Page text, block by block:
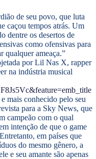
de seu povo, que luta
caçou tempos atrás. Um
dentre os desertos de
como ofensivas para
qualquer ameaça.”
por Lil Nas X, rapper
na indústria musical
mais conhecido pelo seu
para a Sky News, que
campeão com o qual
intenção de que o game
em países que
do mesmo gênero, a
e seu amante são apenas